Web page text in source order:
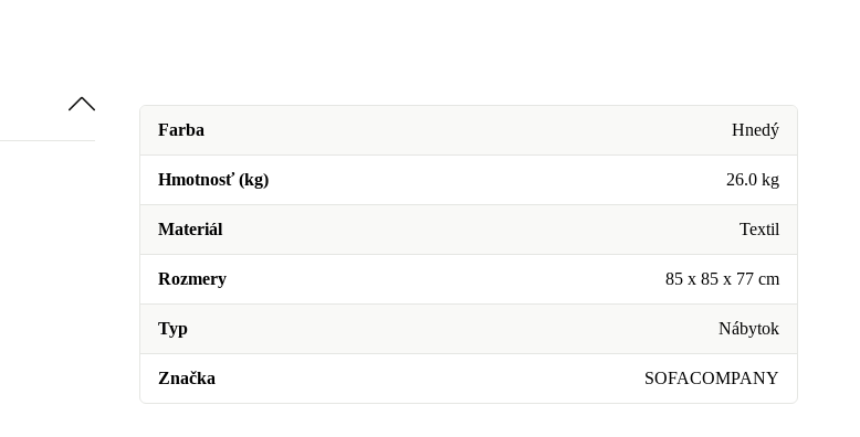
Farba Hnedý
Hmotnosť (kg) 26.0 kg
Materiál Textil
Rozmery 85 x 85 x 77 cm
Typ Nábytok
Značka SOFACOMPANY